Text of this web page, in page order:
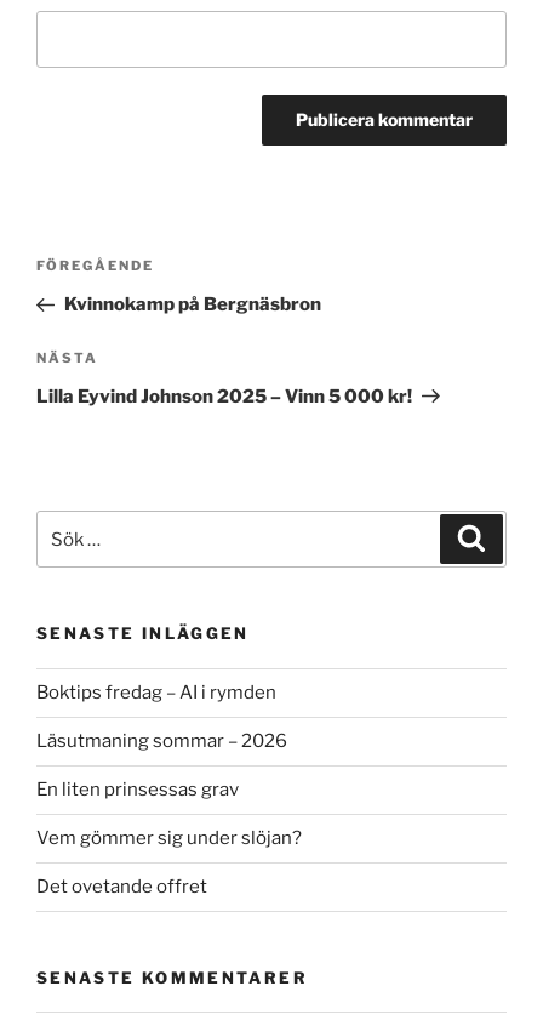
Inläggsnavigering
Föregående
inlägg
FÖREGÅENDE
Kvinnokamp på Bergnäsbron
Nästa
inlägg
NÄSTA
Lilla Eyvind Johnson 2025 – Vinn 5 000 kr!
efter:
SENASTE INLÄGGEN
Boktips fredag – AI i rymden
Läsutmaning sommar – 2026
En liten prinsessas grav
Vem gömmer sig under slöjan?
Det ovetande offret
SENASTE KOMMENTARER